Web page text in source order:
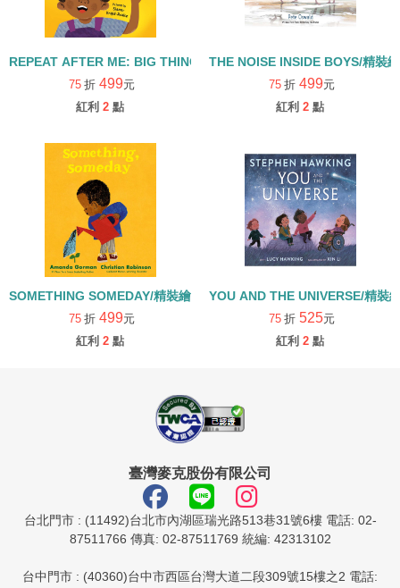
REPEAT AFTER ME: BIG THINGS TO SAY EVERY DAY/精裝繪本
75 折 499元
紅利 2 點
THE NOISE INSIDE BOYS/精裝
75 折 499元
紅利 2 點
SOMETHING SOMEDAY/精裝繪本
75 折 499元
紅利 2 點
YOU AND THE UNIVERSE/精裝
75 折 525元
紅利 2 點
臺灣麥克股份有限公司
台北門市 : (11492)台北市內湖區瑞光路513巷31號6樓 電話: 02-
87511766 傳真: 02-87511769 統編: 42313102
台中門市 : (40360)台中市西區台灣大道二段309號15樓之2 電話: